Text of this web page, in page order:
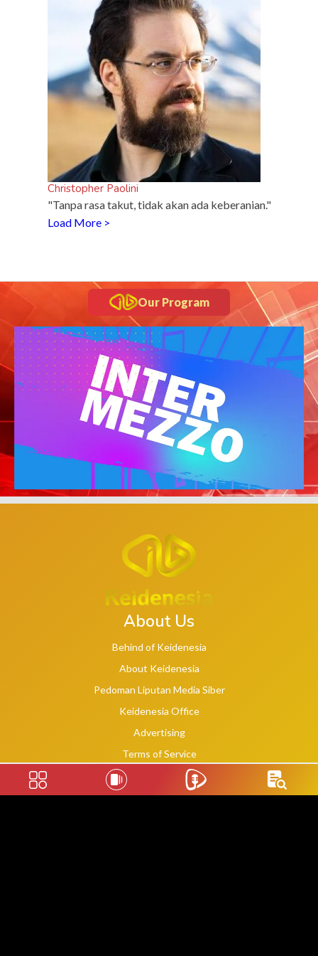
Christopher Paolini
"Tanpa rasa takut, tidak akan ada keberanian."
Load More >
Our Program
About Us
Behind of Keidenesia
About Keidenesia
Pedoman Liputan Media Siber
Keidenesia Office
Advertising
Terms of Service
Privacy Policy
Social Links